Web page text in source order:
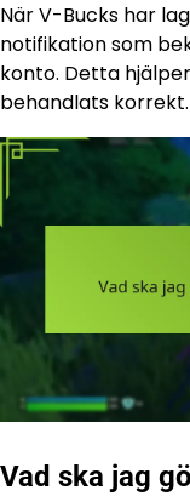
När V-Bucks har
notifikation som
konto. Detta
behandlats korrekt.
Vad ska jag